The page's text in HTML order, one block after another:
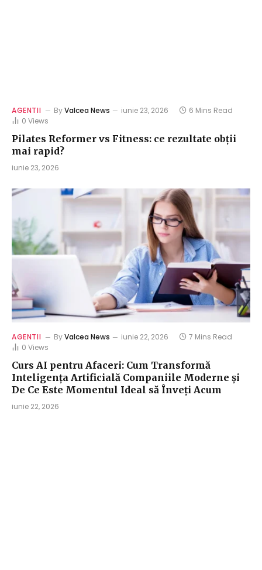
AGENTII ByValcea News iunie 23, 2026
6 Mins Read
0 Views
Pilates Reformer vs Fitness: ce rezultate obții
mai rapid?
iunie 23, 2026
AGENTII ByValcea News iunie 22, 2026
7 Mins Read
0 Views
Curs AI pentru Afaceri: Cum Transformă
Inteligența Artificială Companiile Moderne și
De Ce Este Momentul Ideal să Înveți Acum
iunie 22, 2026